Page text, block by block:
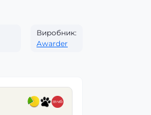
Виробник:
Awarder